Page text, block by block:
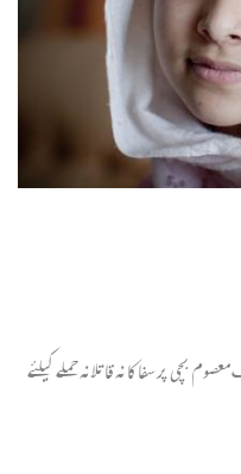
ہوگا جو 14 سال کی ایک معصوم بچی پر سفاکانہ قاتلانہ حملے کیلئے